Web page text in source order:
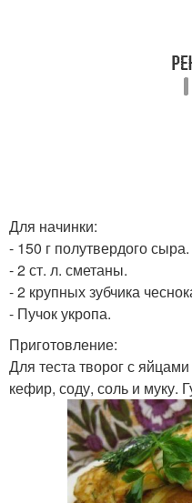
Для начинки:
- 150 г полутвердого сыра.
- 2 ст. л. сметаны.
- 2 крупных зубчика
- Пучок укропа.
Приготовление:
Для теста творог с
кефир, соду, соль и муку.